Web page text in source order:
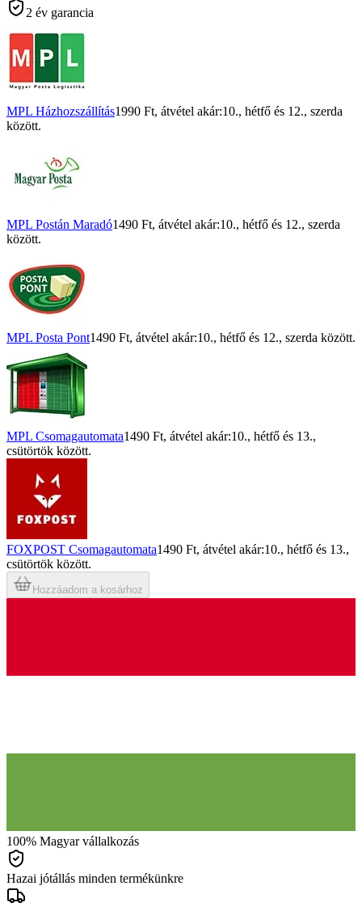
2 év garancia
MPL Házhozszállítás1990 Ft, átvétel akár:10., hétfő és 12., szerda
között.
MPL Postán Maradó1490 Ft, átvétel akár:10., hétfő és 12., szerda
között.
MPL Posta Pont1490 Ft, átvétel akár:10., hétfő és 12., szerda között.
MPL Csomagautomata1490 Ft, átvétel akár:10., hétfő és 13.,
csütörtök között.
FOXPOST Csomagautomata1490 Ft, átvétel akár:10., hétfő és 13.,
csütörtök között.
Hozzáadom a kosárhoz
100% Magyar vállalkozás
Hazai jótállás minden termékünkre